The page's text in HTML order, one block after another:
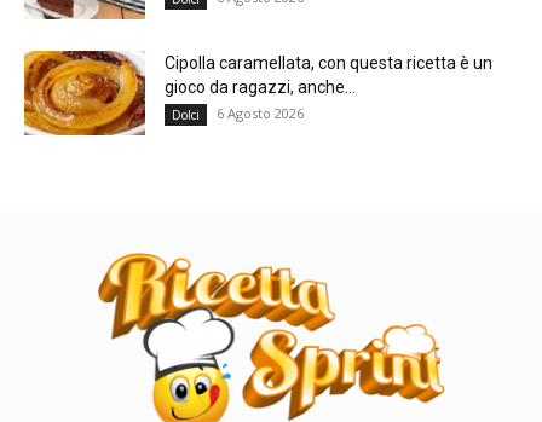
Cipolla caramellata, con questa ricetta è un
gioco da ragazzi, anche...
Dolci 6 Agosto 2026